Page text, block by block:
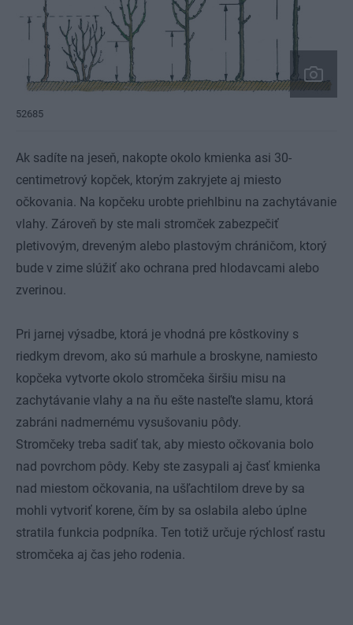
52685
Ak sadíte na jeseň, nakopte okolo kmienka asi 30-
centimetrový kopček, ktorým zakryjete aj miesto
očkovania. Na kopčeku urobte priehlbinu na zachytávanie
vlahy. Zároveň by ste mali stromček zabezpečiť
pletivovým, dreveným alebo plastovým chráničom, ktorý
bude v zime slúžiť ako ochrana pred hlodavcami alebo
zverinou.
Pri jarnej výsadbe, ktorá je vhodná pre kôstkoviny s
riedkym drevom, ako sú marhule a broskyne, namiesto
kopčeka vytvorte okolo stromčeka širšiu misu na
zachytávanie vlahy a na ňu ešte nasteľte slamu, ktorá
zabráni nadmernému vysušovaniu pôdy.
Stromčeky treba sadiť tak, aby miesto očkovania bolo
nad povrchom pôdy. Keby ste zasypali aj časť kmienka
nad miestom očkovania, na ušľachtilom dreve by sa
mohli vytvoriť korene, čím by sa oslabila alebo úplne
stratila funkcia podpníka. Ten totiž určuje rýchlosť rastu
stromčeka aj čas jeho rodenia.